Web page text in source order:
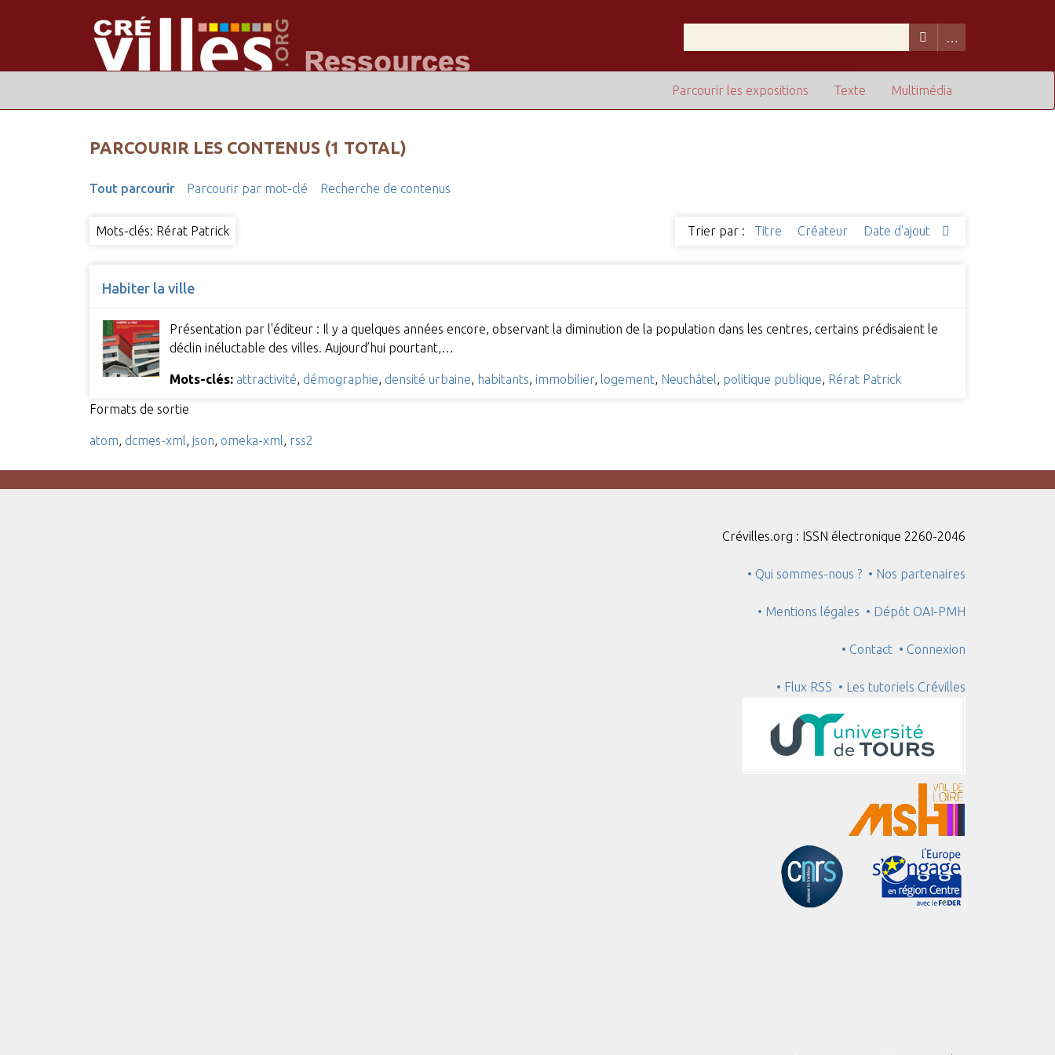
Multimédia
Texte
Parcourir les expositions
PARCOURIR LES CONTENUS (1 TOTAL)
Tout parcourir Parcourir par mot-clé Recherche de contenus
Mots-clés: Rérat Patrick Trier par : Titre Créateur Date d'ajout
Habiter la ville
Présentation par l'éditeur : Il y a quelques années encore, observant la diminution de la population dans les centres, certains prédisaient le
déclin inéluctable des villes. Aujourd’hui pourtant,…
Mots-clés: attractivité démographie densité urbaine habitants immobilier, logement, Neuchâtel politique publique Rérat Patrick
Formats de sortie
atom dcmes-xml json omeka-xml rss2
Crévilles.org : ISSN électronique 2260-2046
• Qui sommes-nous ? • Nos partenaires
• Mentions légales • Dépôt OAI-PMH
• Contact • Connexion
• Flux RSS • Les tutoriels Crévilles